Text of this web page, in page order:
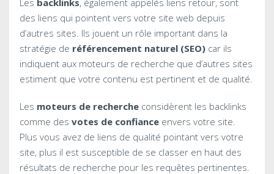
Les backlinks, également appelés liens retour, sont
des liens qui pointent vers votre site web depuis
d’autres sites. Ils jouent un rôle important dans la
stratégie de référencement naturel (SEO) car ils
indiquent aux moteurs de recherche que d’autres sites
estiment que votre contenu est pertinent et de qualité.
Les moteurs de recherche considèrent les backlinks
comme des votes de confiance envers votre site.
Plus vous avez de liens de qualité pointant vers votre
site, plus il est susceptible de se classer en haut des
résultats de recherche pour les requêtes pertinentes.